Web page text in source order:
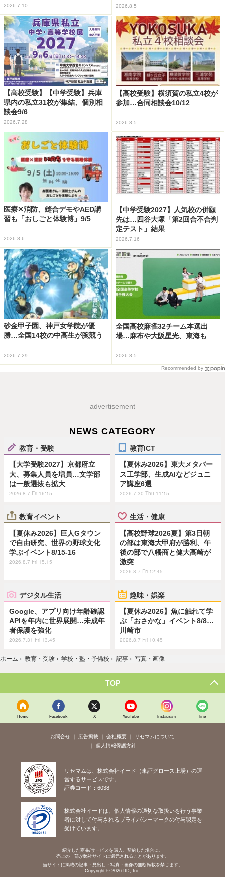
2026.7.10 2026.8.5
【高校受験】【中学受験】兵庫
県内の私立31校が集結、個別相
談会9/6
2026.7.28
【高校受験】横須賀の私立4校が
参加…合同相談会10/12
2026.8.5
医療✕消防、縫合デモやAED講
習も「おしごと体験博」9/5
2026.8.6
【中学受験2027】人気校の併願
先は…四谷大塚「第2回合不合判
定テスト」結果
2026.7.16
砂金甲子園、神戸女学院が優
勝…全国14校の中高生が腕競う
2026.7.29
全国高校麻雀32チーム本選出
場…麻布や大阪星光、東海も
2026.8.5
Recommended by
advertisement
NEWS CATEGORY
教育・受験
【大学受験2027】京都府立
大、募集人員を増員…文学部
は一般選抜も拡大
2026.8.7 Fri 16:15
教育ICT
【夏休み2026】東大メタバー
ス工学部、生成AIなどジュニ
ア講座6選
2026.7.30 Thu 11:15
教育イベント
【夏休み2026】巨人Gタウン
で自由研究、世界の野球文化
学ぶイベント8/15-16
2026.8.7 Fri 15:15
生活・健康
【高校野球2026夏】第3日朝
の部は東海大甲府が勝利、午
後の部で八幡商と健大高崎が
激突
2026.8.7 Fri 12:45
デジタル生活
Google、アプリ向け年齢確認
APIを年内に世界展開…未成年
者保護を強化
2026.7.31 Fri 13:45
趣味・娯楽
【夏休み2026】魚に触れて学
ぶ「おさかな」イベント8/8…
川崎市
2026.8.7 Fri 10:45
ホーム › 教育・受験 › 学校・塾・予備校 › 記事 › 写真・画像
TOP
Home Facebook X YouTube Instagram line
お問合せ 広告掲載 会社概要
リセマムについて
個人情報保護方針
リセマムは、株式会社イード（東証グロース上場）の運
営するサービスです。
証券コード：6038
株式会社イードは、個人情報の適切な取扱いを行う事業
者に対して付与されるプライバシーマークの付与認定を
受けています。
紹介した商品/サービスを購入、契約した場合に、
売上の一部が弊社サイトに還元されることがあります。
当サイトに掲載の記事・見出し・写真・画像の無断転載を禁じます。
Copyright © 2026 IID, Inc.